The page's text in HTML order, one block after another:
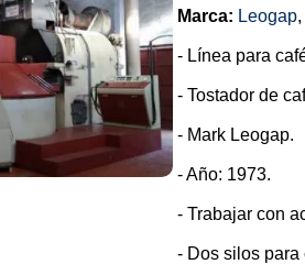
Marca: Leogap,
- Línea para
- Tostador de
- Mark Leogap.
- Año: 1973.
- Trabajar con
- Dos silos para